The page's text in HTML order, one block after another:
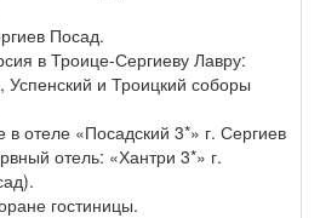
Посад.
в Троице-Сергиеву Лавру:
Успенский и Троицкий соборы
отеле «Посадский 3*» г. Сергиев
отель: «Хантри 3*» г.
гостиницы.